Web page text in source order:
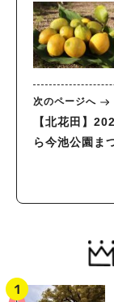
次のページへ
【北花田】
ら今池公園ま